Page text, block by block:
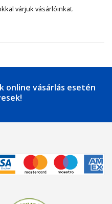
várjuk vásárlóinkat.
online vásárlás esetén